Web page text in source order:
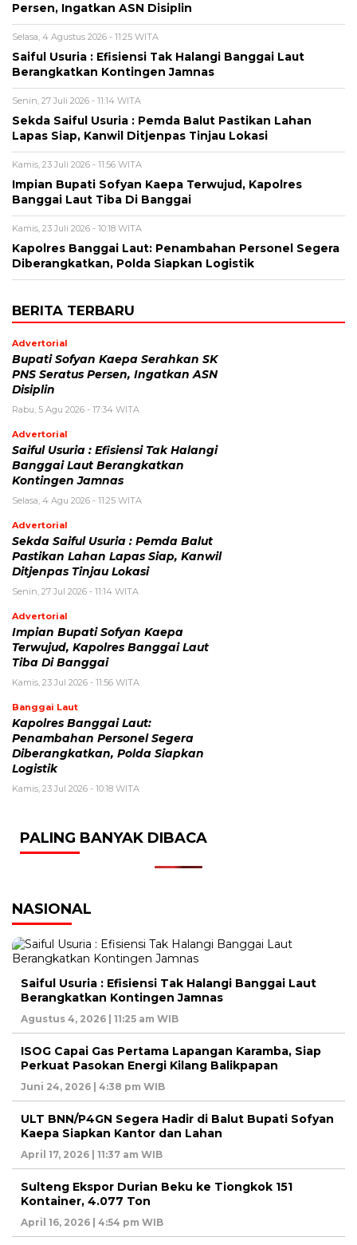
Persen, Ingatkan ASN Disiplin
Selasa, 4 Agustus 2026 - 11:25 WITA
Saiful Usuria : Efisiensi Tak Halangi Banggai Laut
Berangkatkan Kontingen Jamnas
Senin, 27 Juli 2026 - 11:14 WITA
Sekda Saiful Usuria : Pemda Balut Pastikan Lahan
Lapas Siap, Kanwil Ditjenpas Tinjau Lokasi
Kamis, 23 Juli 2026 - 11:56 WITA
Impian Bupati Sofyan Kaepa Terwujud, Kapolres
Banggai Laut Tiba Di Banggai
Kamis, 23 Juli 2026 - 10:18 WITA
Kapolres Banggai Laut: Penambahan Personel Segera
Diberangkatkan, Polda Siapkan Logistik
BERITA TERBARU
Advertorial
Bupati Sofyan Kaepa Serahkan SK
PNS Seratus Persen, Ingatkan ASN
Disiplin
Rabu, 5 Agu 2026 - 17:34 WITA
Advertorial
Saiful Usuria : Efisiensi Tak Halangi
Banggai Laut Berangkatkan
Kontingen Jamnas
Selasa, 4 Agu 2026 - 11:25 WITA
Advertorial
Sekda Saiful Usuria : Pemda Balut
Pastikan Lahan Lapas Siap, Kanwil
Ditjenpas Tinjau Lokasi
Senin, 27 Jul 2026 - 11:14 WITA
Advertorial
Impian Bupati Sofyan Kaepa
Terwujud, Kapolres Banggai Laut
Tiba Di Banggai
Kamis, 23 Jul 2026 - 11:56 WITA
Banggai Laut
Kapolres Banggai Laut:
Penambahan Personel Segera
Diberangkatkan, Polda Siapkan
Logistik
Kamis, 23 Jul 2026 - 10:18 WITA
PALING BANYAK DIBACA
NASIONAL
Saiful Usuria : Efisiensi Tak Halangi Banggai Laut
Berangkatkan Kontingen Jamnas
Agustus 4, 2026 | 11:25 am WIB
ISOG Capai Gas Pertama Lapangan Karamba, Siap
Perkuat Pasokan Energi Kilang Balikpapan
Juni 24, 2026 | 4:38 pm WIB
ULT BNN/P4GN Segera Hadir di Balut Bupati Sofyan
Kaepa Siapkan Kantor dan Lahan
April 17, 2026 | 11:37 am WIB
Sulteng Ekspor Durian Beku ke Tiongkok 151
Kontainer, 4.077 Ton
April 16, 2026 | 4:54 pm WIB